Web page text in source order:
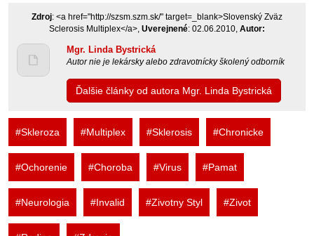
Zdroj: <a href="http://szsm.szm.sk/" target=_blank>Slovenský Zväz
Sclerosis Multiplex</a>, Uverejnené: 02.06.2010, Autor:
Mgr. Linda Bystrická
Autor nie je lekársky alebo zdravotnícky školený odborník
Ďalšie články od autora Mgr. Linda Bystrická
#Skleroza #Multiplex #Sklerosis #Chronicke
#Ochorenie #Choroba #Virus #Pamat
#Neurologia #Invalid #Zivotny Styl #Zivot